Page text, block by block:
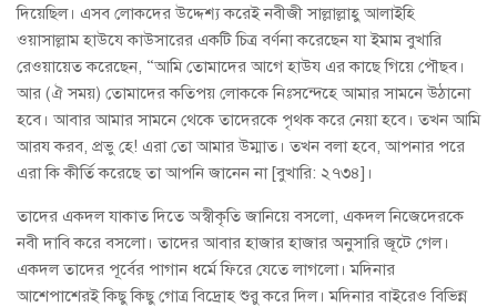
দিয়েছিল। এসব লোকদের উদ্দেশ্য করেই নবীজী সাল্লাল্লাহু আলাইহি
ওয়াসাল্লাম হাউযে কাউসারের একটি চিত্র বর্ণনা করেছেন যা ইমাম বুখারি
রেওয়ায়েত করেছেন, “আমি তোমাদের আগে হাউয এর কাছে গিয়ে পৌছব।
আর (ঐ সময়) তোমাদের কতিপয় লোককে নিঃসন্দেহে আমার সামনে উঠানো
হবে। আবার আমার সামনে থেকে তাদেরকে পৃথক করে নেয়া হবে। তখন আমি
আরয করব, প্রভু হে! এরা তো আমার উম্মাত। তখন বলা হবে, আপনার পরে
এরা কি কীর্তি করেছে তা আপনি জানেন না [বুখারি: ২৭৩৪]।
তাদের একদল যাকাত দিতে অস্বীকৃতি জানিয়ে বসলো, একদল নিজেদেরকে
নবী দাবি করে বসলো। তাদের আবার হাজার হাজার অনুসারি জূটে গেল।
একদল তাদের পূর্বের পাগান ধর্মে ফিরে যেতে লাগলো। মদিনার
আশেপাশেরই কিছু কিছু গোত্র বিদ্রোহ শুরু করে দিল। মদিনার বাইরেও বিভিন্ন